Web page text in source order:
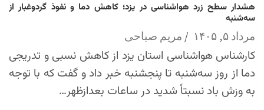
هشدار سطح زرد هواشناسی در یزد؛ کاهش دما و نفوذ گردوغبار از
سه‌شنبه
مرداد ۵, ۱۴۰۵ مریم صباحی
کارشناس هواشناسی استان یزد از کاهش نسبی و تدریجی
دما از روز سه‌شنبه تا پنجشنبه خبر داد و گفت که با توجه
به وزش باد نسبتاً شدید در ساعات بعدازظهر…